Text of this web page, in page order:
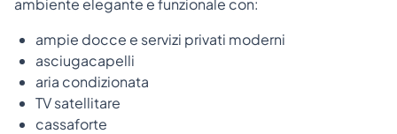
ambiente elegante e funzionale con:
ampie docce e servizi privati moderni
asciugacapelli
aria condizionata
TV satellitare
cassaforte